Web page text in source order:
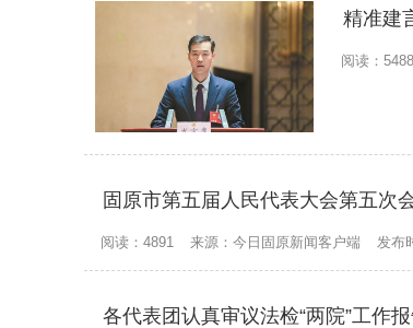
阅读：5488
固原市第五届人民代表大会第五次
阅读：4891 来源：今日固原新闻客户端 发布
各代表团认真审议法检“两院”工作